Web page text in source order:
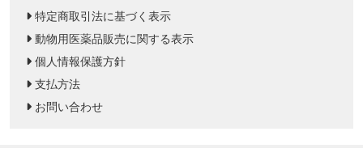
特定商取引法に基づく表示
動物用医薬品販売に関する表示
個人情報保護方針
支払方法
お問い合わせ